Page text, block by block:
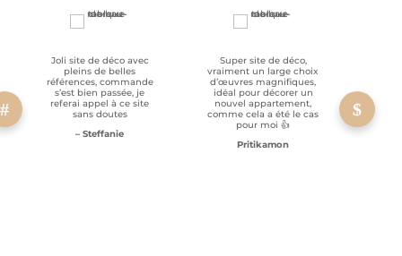
Joli site de déco avec
pleins de belles
références, commande
s’est bien passée, je
referai appel à ce site
sans doutes
– Steffanie
Super site de déco,
vraiment un large choix
d’œuvres magnifiques,
idéal pour décorer un
nouvel appartement,
comme cela a été le cas
pour moi 👍
Pritikamon